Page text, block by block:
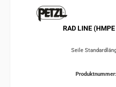
RAD LINE
Seile
Produktnummer: